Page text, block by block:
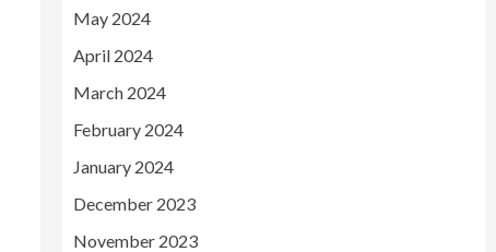
May 2024
April 2024
March 2024
February 2024
January 2024
December 2023
November 2023